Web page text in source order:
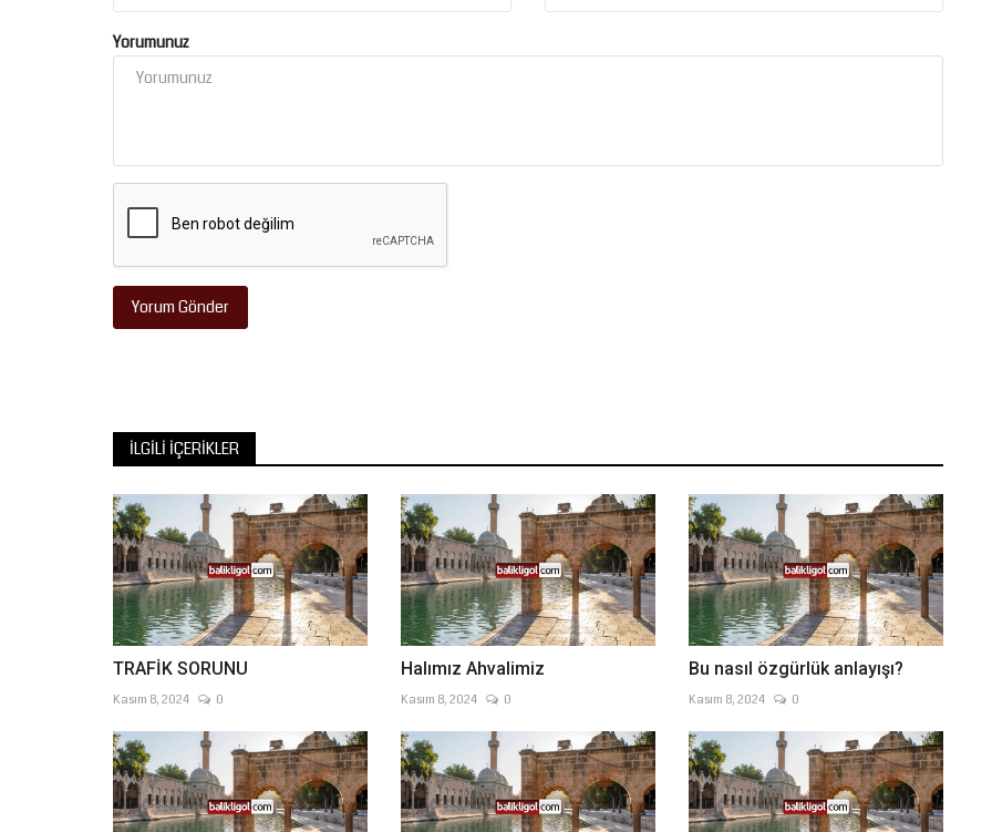
Yorumunuz
Yorum Gönder
İLGILI İÇERIKLER
TRAFİK SORUNU
Kasım 8, 2024 0
Halımız Ahvalimiz
Kasım 8, 2024 0
Bu nasıl özgürlük anlayışı?
Kasım 8, 2024 0